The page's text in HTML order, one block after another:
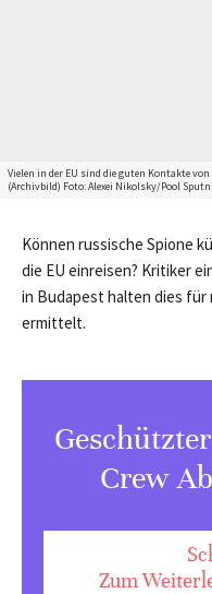
Vielen in der EU sind die guten Kontakte
(Archivbild) Foto: Alexei Nikolsky/Pool
Können russische Spione
die EU einreisen? Kritiker
in Budapest halten dies
ermittelt.
Crew
Zum